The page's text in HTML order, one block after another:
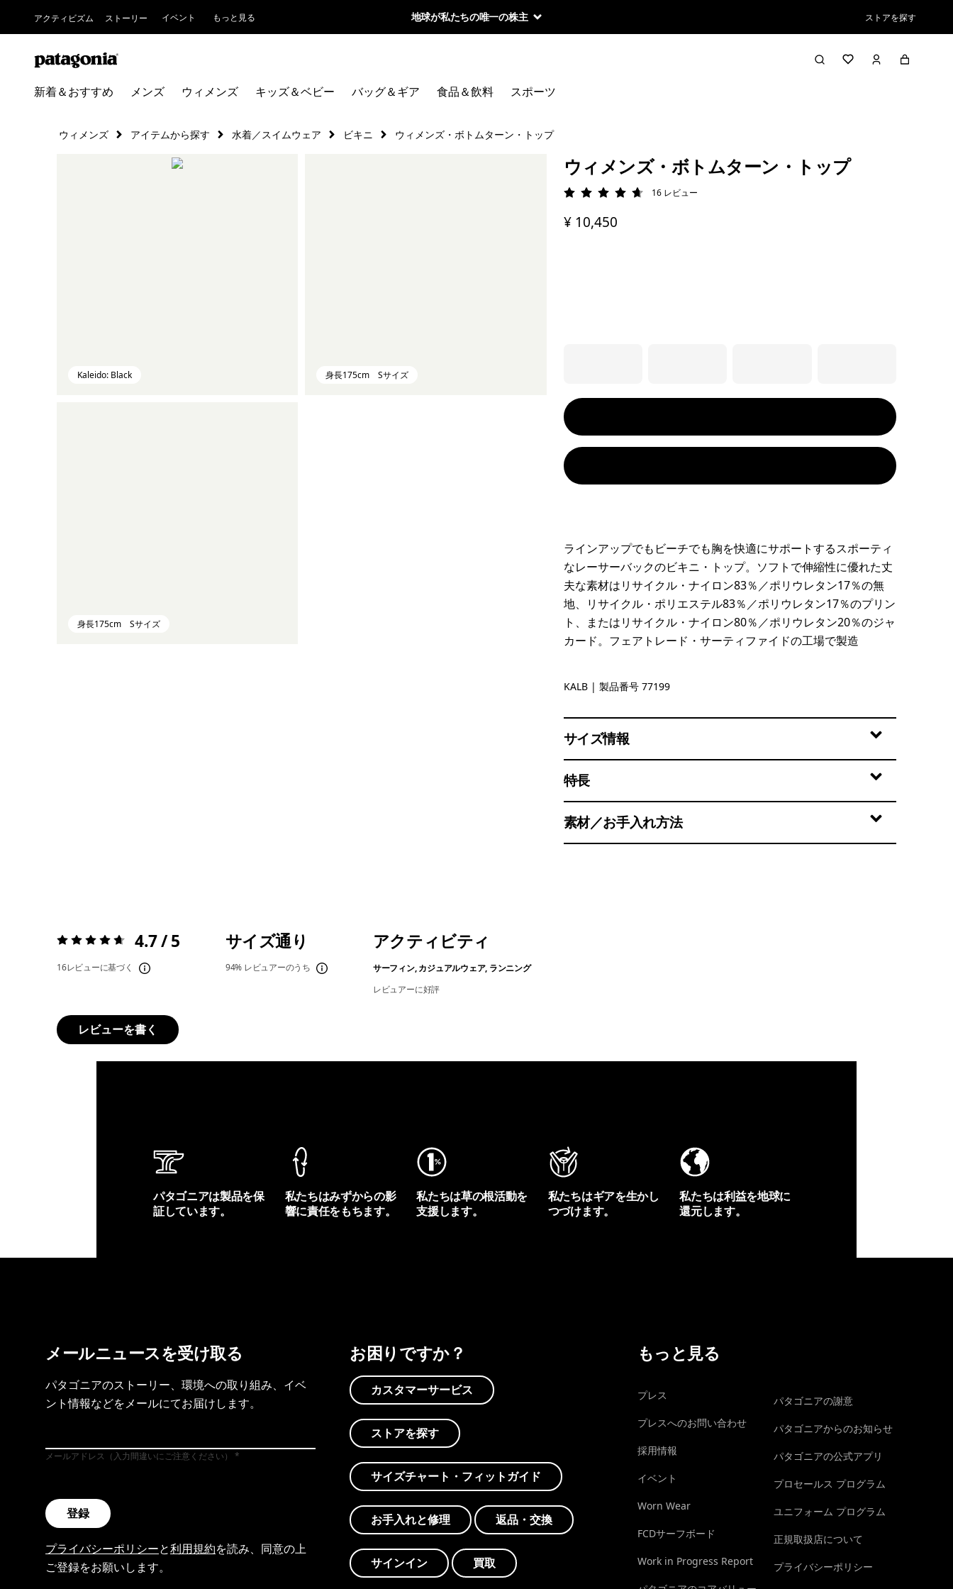
アクティビズム ストーリー イベント もっと見る 地球が私たちの唯一の株主 ストアを探す
新着＆おすすめ メンズ ウィメンズ キッズ＆ベビー バッグ＆ギア 食品＆飲料 スポーツ
ウィメンズ アイテムから探す 水着／スイムウェア ビキニ ウィメンズ・ボトムターン・トップ
Kaleido: Black 身長175cm Sサイズ
身長175cm Sサイズ
ウィメンズ・ボトムターン・トップ
評価: 4.7 / 5
16 レビュー
¥ 10,450
ラインアップでもビーチでも胸を快適にサポートするスポーティ
なレーサーバックのビキニ・トップ。ソフトで伸縮性に優れた丈
夫な素材はリサイクル・ナイロン83％／ポリウレタン17％の無
地、リサイクル・ポリエステル83％／ポリウレタン17％のプリン
ト、またはリサイクル・ナイロン80％／ポリウレタン20％のジャ
カード。フェアトレード・サーティファイドの工場で製造
Kaleido: Black
KALB | 製品番号 77199
サイズ情報
特長
素材／お手入れ方法
評価:4.7 / 5 4.7 / 5
16レビューに基づく
サイズ通り
94% レビュアーのうち
アクティビティ
サーフィン, カジュアルウェア, ランニング
レビュアーに好評
レビューを書く
パタゴニアは製品を保
証しています。
私たちはみずからの影
響に責任をもちます。
私たちは草の根活動を
支援します。
私たちはギアを生かし
つづけます。
私たちは利益を地球に
還元します。
メールニュースを受け取る
パタゴニアのストーリー、環境への取り組み、イベ
ント情報などをメールにてお届けします。
メールアドレス（入力間違いにご注意ください）
登録
プライバシーポリシーと利用規約を読み、同意の上
ご登録をお願いします。
お困りですか？
カスタマーサービス
ストアを探す
サイズチャート・フィットガイド
お手入れと修理 返品・交換
サインイン 買取
もっと見る
プレス
プレスへのお問い合わせ
採用情報
イベント
Worn Wear
FCDサーフボード
Work in Progress Report
パタゴニアの謝意
パタゴニアからのお知らせ
パタゴニアの公式アプリ
プロセールス プログラム
ユニフォーム プログラム
正規取扱店について
プライバシーポリシー